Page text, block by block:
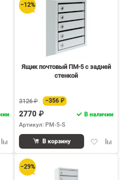
Добавить
сравнению
−12%
Ящик почтовый ПМ-5 с задней
стенкой
3126 ₽ −356 ₽
2770 ₽
В наличии
Артикул: PM-5-S
Добавить
В корзину
−29%